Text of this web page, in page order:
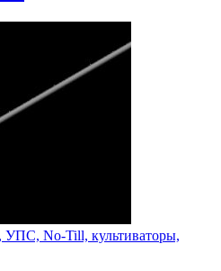
УПС, No-Till, культиваторы,